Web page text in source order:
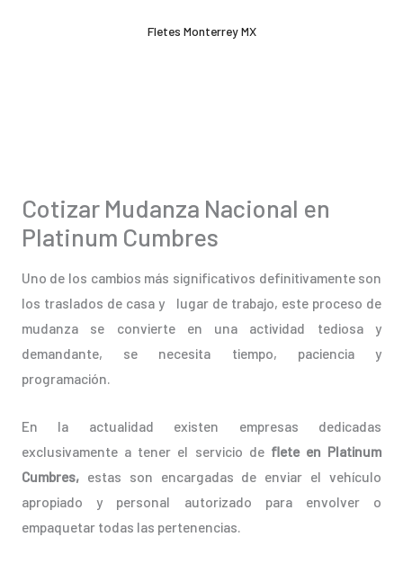
Fletes Monterrey MX
Cotizar Mudanza Nacional en
Platinum Cumbres
Uno de los cambios más significativos definitivamente son
los traslados de casa y lugar de trabajo, este proceso de
mudanza se convierte en una actividad tediosa y
demandante, se necesita tiempo, paciencia y
programación.
En la actualidad existen empresas dedicadas
exclusivamente a tener el servicio deflete en Platinum
Cumbres,estas son encargadas de enviar el vehículo
apropiado y personal autorizado para envolver o
empaquetar todas las pertenencias.